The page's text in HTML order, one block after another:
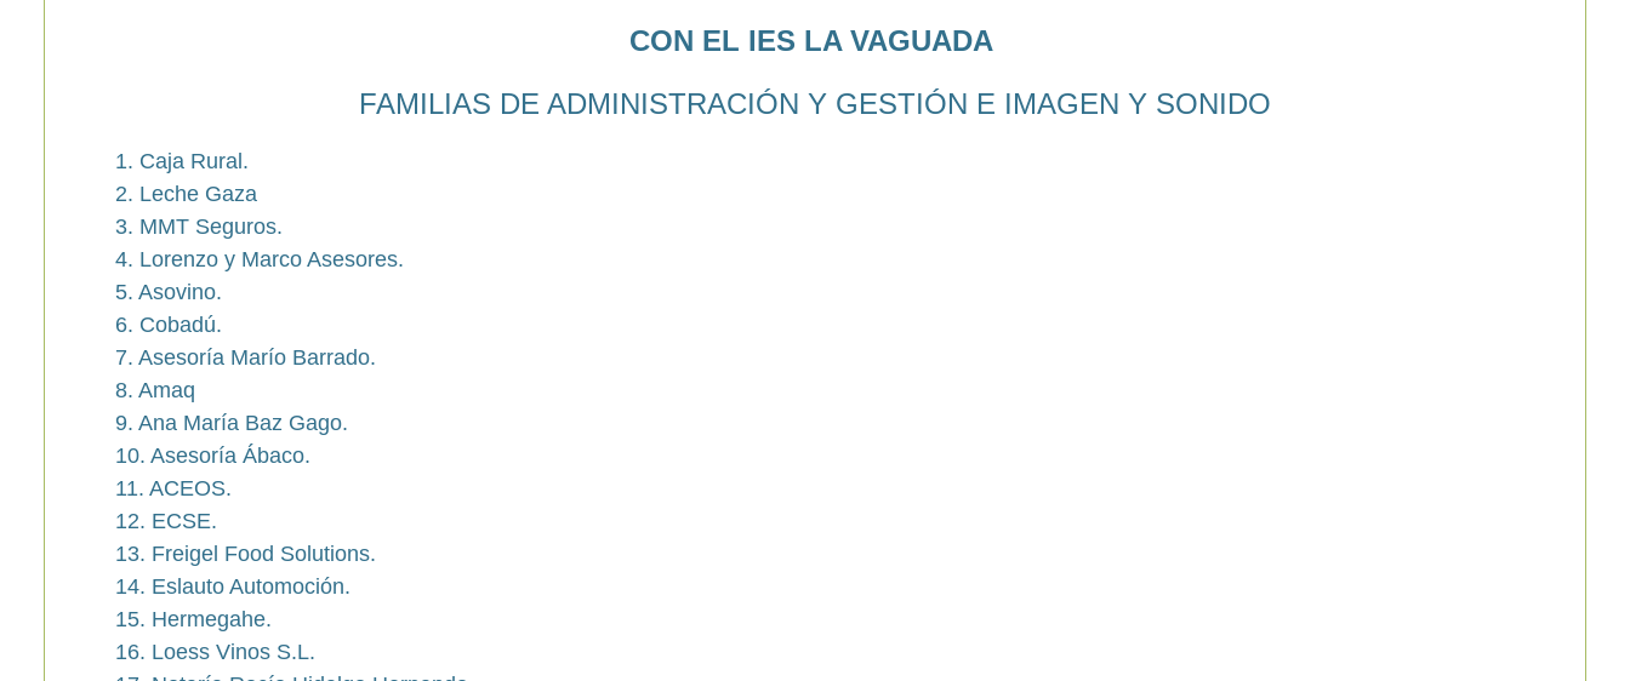
CON EL IES LA VAGUADA
FAMILIAS DE ADMINISTRACIÓN Y GESTIÓN E IMAGEN Y SONIDO
1. Caja Rural.
2. Leche Gaza
3. MMT Seguros.
4. Lorenzo y Marco Asesores.
5. Asovino.
6. Cobadú.
7. Asesoría Marío Barrado.
8. Amaq
9. Ana María Baz Gago.
10. Asesoría Ábaco.
11. ACEOS.
12. ECSE.
13. Freigel Food Solutions.
14. Eslauto Automoción.
15. Hermegahe.
16. Loess Vinos S.L.